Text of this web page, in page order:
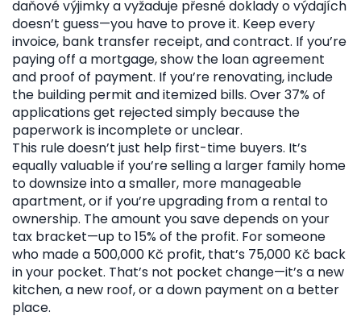
daňové výjimky a vyžaduje přesné doklady o výdajích
doesn’t guess—you have to prove it. Keep every
invoice, bank transfer receipt, and contract. If you’re
paying off a mortgage, show the loan agreement
and proof of payment. If you’re renovating, include
the building permit and itemized bills. Over 37% of
applications get rejected simply because the
paperwork is incomplete or unclear.
This rule doesn’t just help first-time buyers. It’s
equally valuable if you’re selling a larger family home
to downsize into a smaller, more manageable
apartment, or if you’re upgrading from a rental to
ownership. The amount you save depends on your
tax bracket—up to 15% of the profit. For someone
who made a 500,000 Kč profit, that’s 75,000 Kč back
in your pocket. That’s not pocket change—it’s a new
kitchen, a new roof, or a down payment on a better
place.